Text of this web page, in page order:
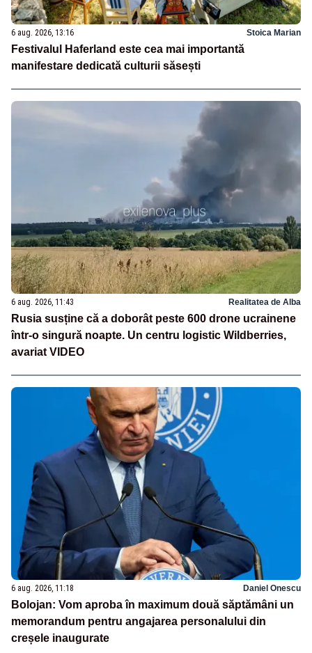
6 aug. 2026, 13:16 Stoica Marian
Festivalul Haferland este cea mai importantă
manifestare dedicată culturii săsești
6 aug. 2026, 11:43 Realitatea de Alba
Rusia susține că a doborât peste 600 drone ucrainene
într-o singură noapte. Un centru logistic Wildberries,
avariat VIDEO
6 aug. 2026, 11:18 Daniel Onescu
Bolojan: Vom aproba în maximum două săptămâni un
memorandum pentru angajarea personalului din
creșele inaugurate